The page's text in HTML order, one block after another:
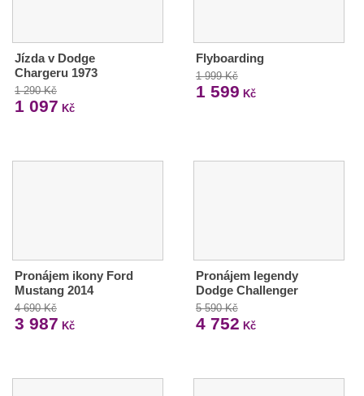
Jízda v Dodge
Chargeru 1973
1 290 Kč
1 097 Kč
Flyboarding
1 999 Kč
1 599 Kč
Pronájem ikony Ford
Mustang 2014
4 690 Kč
3 987 Kč
Pronájem legendy
Dodge Challenger
5 590 Kč
4 752 Kč